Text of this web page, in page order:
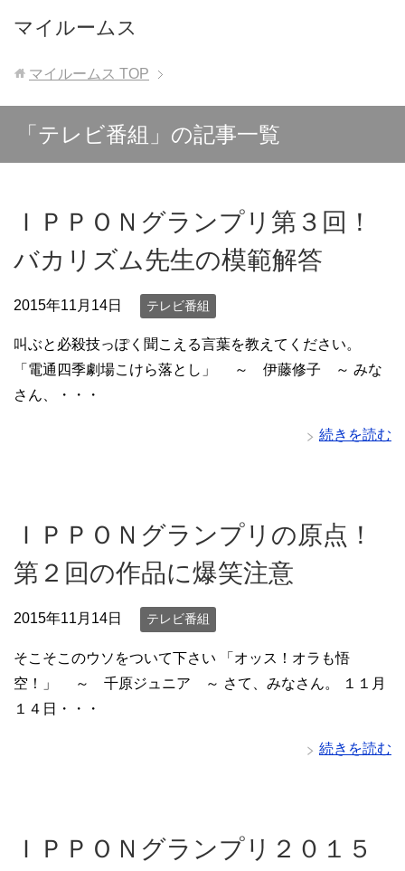
マイルームス
マイルームス TOP
「テレビ番組」の記事一覧
ＩＰＰＯＮグランプリ第３回！
バカリズム先生の模範解答
2015年11月14日 テレビ番組
叫ぶと必殺技っぽく聞こえる言葉を教えてください。
「電通四季劇場こけら落とし」 ～ 伊藤修子 ～ みな
さん、・・・
続きを読む
ＩＰＰＯＮグランプリの原点！
第２回の作品に爆笑注意
2015年11月14日 テレビ番組
そこそこのウソをついて下さい 「オッス！オラも悟
空！」 ～ 千原ジュニア ～ さて、みなさん。 １１月
１４日・・・
続きを読む
ＩＰＰＯＮグランプリ２０１５